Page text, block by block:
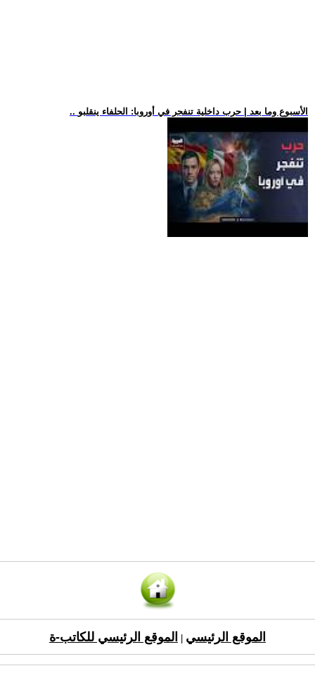
.. الأسبوع وما بعد | حرب داخلية تنفجر في أوروبا: الحلفاء ينقلبو
الموقع الرئيسي الموقع الرئيسي للكاتب-ة